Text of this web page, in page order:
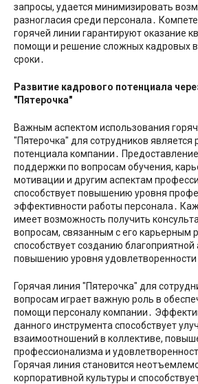
запросы, удается минимизировать
разногласия среди персонала․
горячей линии гарантируют оказание
помощи и решение сложных кадровых
сроки․
Развитие кадрового потенциала
″Пятерочка″
Важным аспектом использования
″Пятерочка″ для сотрудников является
потенциала компании․
поддержки по вопросам обучения,
мотивации и другим аспектам
способствует повышению уровня
эффективности работы персонала․
имеет возможность получить
вопросам, связанным с его карьерным
способствует созданию
повышению уровня удовлетворенности
Горячая линия ″Пятерочка″ для
вопросам играет важную роль в
помощи персоналу компании․
данного инструмента способствует
взаимоотношений в коллективе,
профессионализма и
Горячая линия становится
корпоративной культуры и